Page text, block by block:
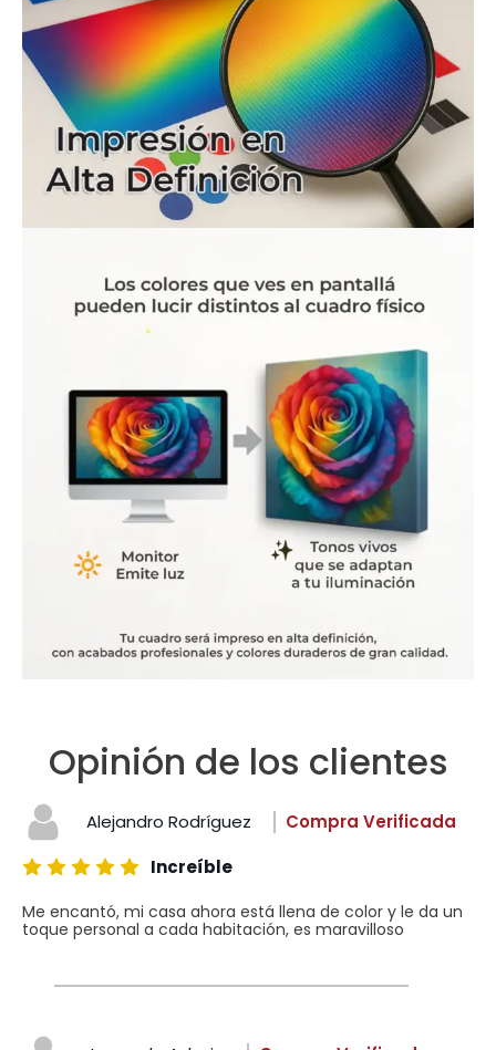
Opinión de los clientes
Alejandro Rodríguez
Compra Verificada
Increíble
Me encantó, mi casa ahora está llena de color y le da un
toque personal a cada habitación, es maravilloso